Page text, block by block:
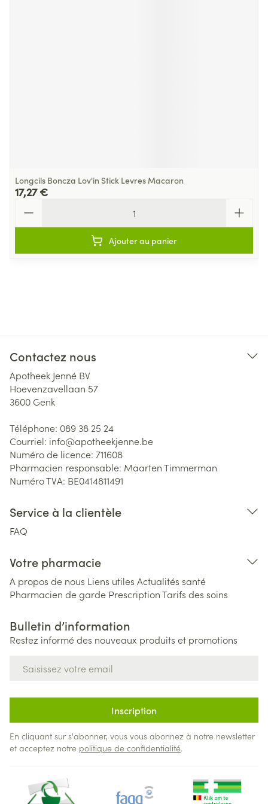
Longcils Boncza Lov'in Stick Levres Macaron
17,27 €
Ajouter au panier
Contactez nous
Apotheek Jenné BV
Hoevenzavellaan 57
3600 Genk
Téléphone: 089 38 25 24
Courriel: info@apotheekjenne.be
Numéro de licence: 711608
Pharmacien responsable: Maarten Timmerman
Numéro TVA: BE0414811491
Service à la clientèle
FAQ
Votre pharmacie
A propos de nous Liens utiles Actualités santé
Pharmacien de garde PrescriptionTarifs des soins
Bulletin d’information
Restez informé des nouveaux produits et promotions
Inscription
En cliquant sur s'abonner, vous vous abonnez à notre newsletter
et acceptez notre politique de confidentialité.